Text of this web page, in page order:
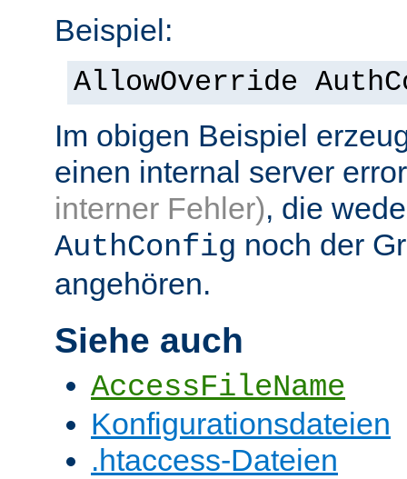
Beispiel:
AllowOverride
Im obigen Beispiel
einen internal server
interner Fehler), die
AuthConfig noch der
angehören.
Siehe auch
AccessFileName
Konfigurationsdateien
.htaccess-Dateien